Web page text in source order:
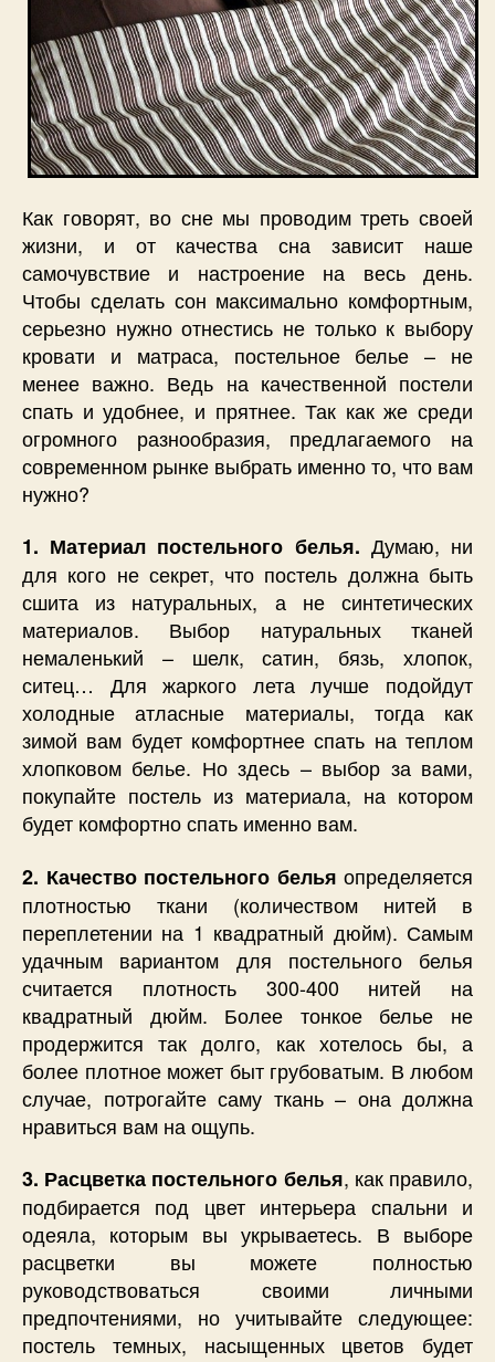
Как говорят, во сне мы проводим треть своей
жизни, и от качества сна зависит наше
самочувствие и настроение на весь день.
Чтобы сделать сон максимально комфортным,
серьезно нужно отнестись не только к выбору
кровати и матраса, постельное белье – не
менее важно. Ведь на качественной постели
спать и удобнее, и прятнее. Так как же среди
огромного разнообразия, предлагаемого на
современном рынке выбрать именно то, что вам
нужно?
1. Материал постельного белья. Думаю, ни
для кого не секрет, что постель должна быть
сшита из натуральных, а не синтетических
материалов. Выбор натуральных тканей
немаленький – шелк, сатин, бязь, хлопок,
ситец… Для жаркого лета лучше подойдут
холодные атласные материалы, тогда как
зимой вам будет комфортнее спать на теплом
хлопковом белье. Но здесь – выбор за вами,
покупайте постель из материала, на котором
будет комфортно спать именно вам.
2. Качество постельного белья определяется
плотностью ткани (количеством нитей в
переплетении на 1 квадратный дюйм). Самым
удачным вариантом для постельного белья
считается плотность 300-400 нитей на
квадратный дюйм. Более тонкое белье не
продержится так долго, как хотелось бы, а
более плотное может быт грубоватым. В любом
случае, потрогайте саму ткань – она должна
нравиться вам на ощупь.
3. Расцветка постельного белья, как правило,
подбирается под цвет интерьера спальни и
одеяла, которым вы укрываетесь. В выборе
расцветки вы можете полностью
руководствоваться своими личными
предпочтениями, но учитывайте следующее:
постель темных, насыщенных цветов будет